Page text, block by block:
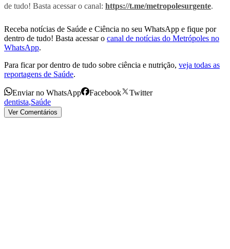
de tudo! Basta acessar o canal: https://t.me/metropolesurgente.
Receba notícias de Saúde e Ciência no seu WhatsApp e fique por
dentro de tudo! Basta acessar o canal de notícias do Metrópoles no
WhatsApp.
Para ficar por dentro de tudo sobre ciência e nutrição, veja todas as
reportagens de Saúde.
Enviar no WhatsApp Facebook
Twitter
dentista,Saúde
Ver Comentários